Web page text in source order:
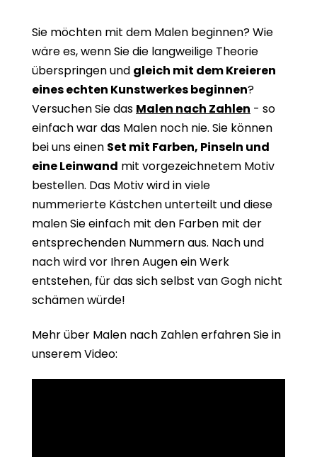
Sie möchten mit dem Malen beginnen? Wie
wäre es, wenn Sie die langweilige Theorie
überspringen und gleich mit dem Kreieren
eines echten Kunstwerkes beginnen?
Versuchen Sie das Malen nach Zahlen - so
einfach war das Malen noch nie. Sie können
bei uns einen Set mit Farben, Pinseln und
eine Leinwand mit vorgezeichnetem Motiv
bestellen. Das Motiv wird in viele
nummerierte Kästchen unterteilt und diese
malen Sie einfach mit den Farben mit der
entsprechenden Nummern aus. Nach und
nach wird vor Ihren Augen ein Werk
entstehen, für das sich selbst van Gogh nicht
schämen würde!
Mehr über Malen nach Zahlen erfahren Sie in
unserem Video: